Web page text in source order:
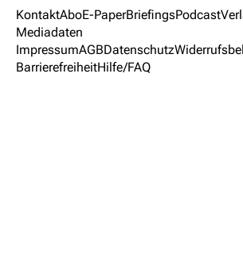
KontaktAboE-PaperBriefingsPodcast
Mediadaten
ImpressumAGBDatenschutz
BarrierefreiheitHilfe/FAQ